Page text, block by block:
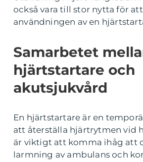
också vara till stor nytta för
användningen av en
Samarbetet
hjärtstartare och
akutsjukvård
En hjärtstartare är en
att återställa hjärtrytmen vid
är viktigt att komma ihåg att
larmning av ambulans och